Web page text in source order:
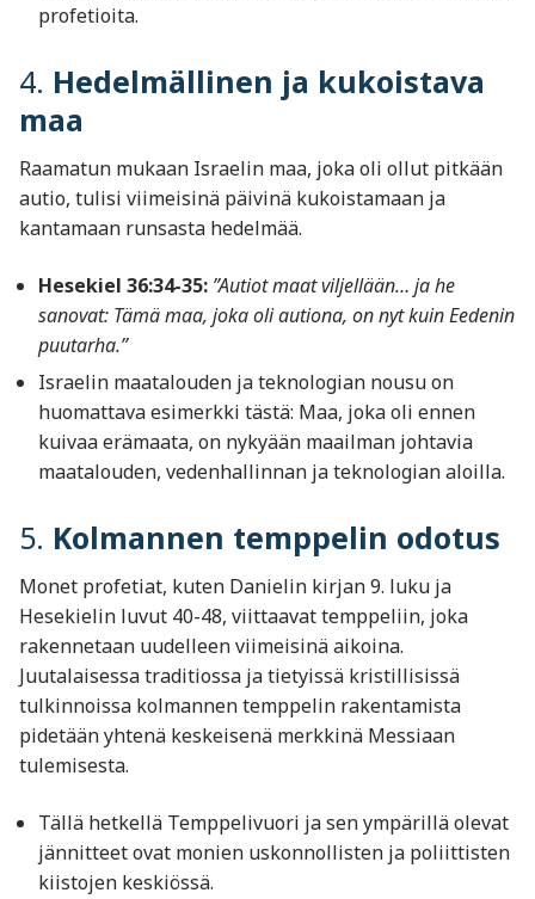
profetioita.
4. Hedelmällinen ja kukoistava
maa
Raamatun mukaan Israelin maa, joka oli ollut pitkään
autio, tulisi viimeisinä päivinä kukoistamaan ja
kantamaan runsasta hedelmää.
Hesekiel 36:34-35: ”Autiot maat viljellään… ja he
sanovat: Tämä maa, joka oli autiona, on nyt kuin Eedenin
puutarha.”
Israelin maatalouden ja teknologian nousu on
huomattava esimerkki tästä: Maa, joka oli ennen
kuivaa erämaata, on nykyään maailman johtavia
maatalouden, vedenhallinnan ja teknologian aloilla.
5. Kolmannen temppelin odotus
Monet profetiat, kuten Danielin kirjan 9. luku ja
Hesekielin luvut 40-48, viittaavat temppeliin, joka
rakennetaan uudelleen viimeisinä aikoina.
Juutalaisessa traditiossa ja tietyissä kristillisissä
tulkinnoissa kolmannen temppelin rakentamista
pidetään yhtenä keskeisenä merkkinä Messiaan
tulemisesta.
Tällä hetkellä Temppelivuori ja sen ympärillä olevat
jännitteet ovat monien uskonnollisten ja poliittisten
kiistojen keskiössä.